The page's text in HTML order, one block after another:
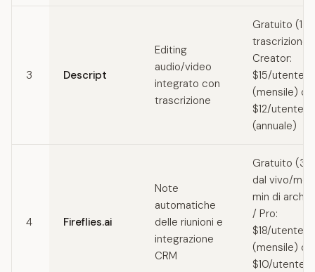
3 Descript
Editing
audio/video
integrato con
trascrizione
Gratuito (1
Creator:
$15/utente/
(mensile) o
$12/utente/
(annuale)
4 Fireflies.ai
Note
automatiche
delle riunioni e
integrazione
CRM
Gratuito (3
dal vivo/
min di
/ Pro:
$18/utente/
(mensile) o
$10/utente/